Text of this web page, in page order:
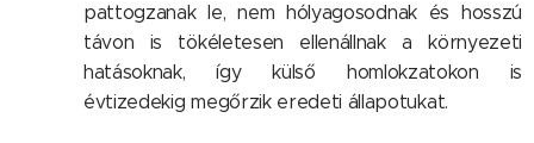
pattogzanak le, nem hólyagosodnak és hosszú
távon is tökéletesen ellenállnak a környezeti
hatásoknak, így külső homlokzatokon is
évtizedekig megőrzik eredeti állapotukat.